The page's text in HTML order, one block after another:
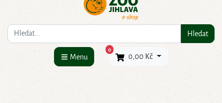
Co hledáte? Hledat
Menu
0×
0,00 Kč